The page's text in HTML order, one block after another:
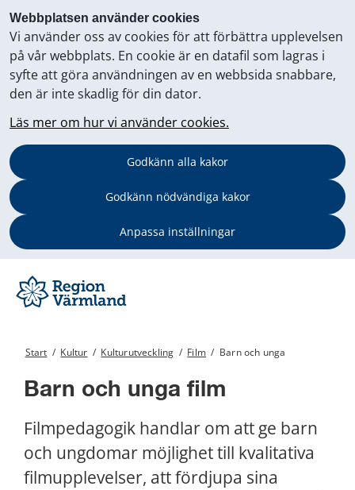
Webbplatsen använder cookies
Vi använder oss av cookies för att förbättra upplevelsen
på vår webbplats. En cookie är en datafil som lagras i
syfte att göra användningen av en webbsida snabbare,
den är inte skadlig för din dator.
Läs mer om hur vi använder cookies.
Godkänn alla kakor
Godkänn nödvändiga kakor
Anpassa inställningar
Start / Kultur / Kulturutveckling / Film / Barn och unga
Barn och unga film
Filmpedagogik handlar om att ge barn
och ungdomar möjlighet till kvalitativa
filmupplevelser, att fördjupa sina